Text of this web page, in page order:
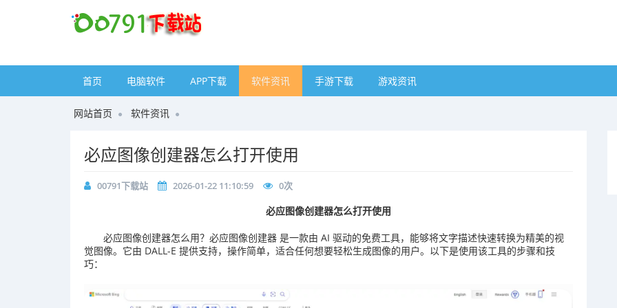
首页 电脑软件 APP下载 软件资讯 手游下载 游戏资讯
网站首页 软件资讯
必应图像创建器怎么打开使用
00791下载站 2026-01-22 11:10:59 0次
必应图像创建器怎么打开使用
必应图像创建器怎么用？必应图像创建器 是一款由 AI 驱动的免费工具，能够将文字描述快速转换为精美的视
觉图像。它由 DALL-E 提供支持，操作简单，适合任何想要轻松生成图像的用户。以下是使用该工具的步骤和技
巧：